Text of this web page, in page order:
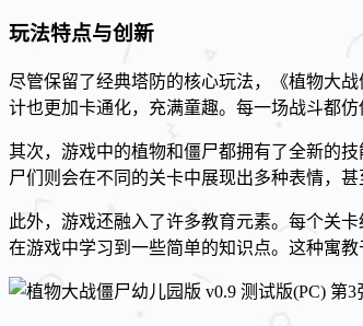
玩法特点与创新
尽管保留了经典塔防的核心玩法，《植物大
计也更加卡通化，充满童趣。每一场战斗都
其次，游戏中的植物和僵尸都拥有了全新的
尸们则会在不同的关卡中展现出多种表情，
此外，游戏还融入了许多教育元素。每个关
在游戏中学习到一些简单的知识点。这种寓